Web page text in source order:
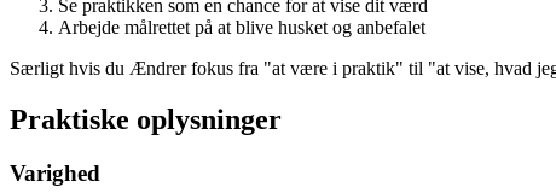
Se praktikken som en chance for at vise dit værd
Arbejde målrettet på at blive husket og anbefalet
Særligt hvis du Ændrer fokus fra "at være i praktik" til "at vise, hvad
Praktiske oplysninger
Varighed